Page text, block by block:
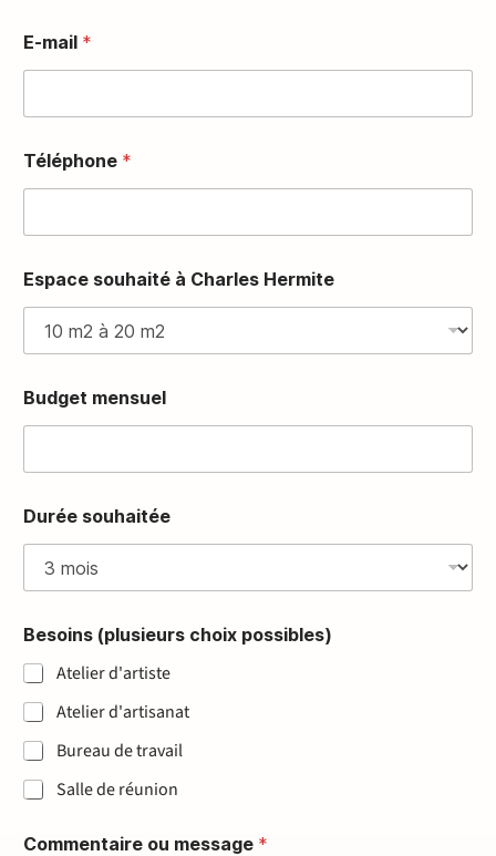
E-mail *
Téléphone *
e
n
u
l
T
é
é
h
r
é
e
Espace souhaité à Charles Hermite
Budget mensuel
Durée souhaitée
Besoins (plusieurs choix possibles)
Atelier d'artiste
Atelier d'artisanat
Bureau de travail
Salle de réunion
Commentaire ou message *